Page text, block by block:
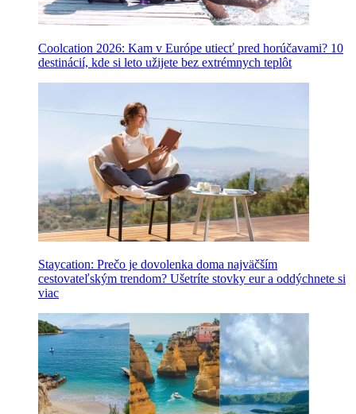
Coolcation 2026: Kam v Európe utiecť pred horúčavami? 10
destinácií, kde si leto užijete bez extrémnych teplôt
Staycation: Prečo je dovolenka doma najväčším
cestovateľským trendom? Ušetríte stovky eur a oddýchnete si
viac